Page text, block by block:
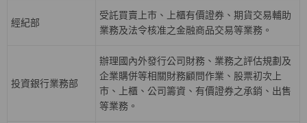
經紀部
受託買賣上巿、上櫃有價證券、期貨交易輔助
業務及法令核准之金融商品交易等業務。
投資銀行業務部
辦理國內外發行公司財務、業務之評估規劃及
企業購併等相關財務顧問作業、股票初次上
巿、上櫃、公司籌資、有價證券之承銷、出售
等業務。